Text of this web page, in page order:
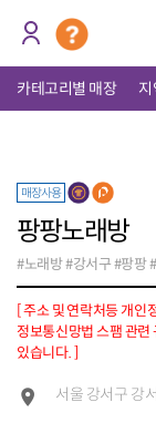
카테고리별 매장
매장사용
팡팡노래방
#노래방 #강서구 #팡팡
[ 주소 및 연락처등 개인
정보통신망법 스팸 관
있습니다. ]
서울 강서구 강